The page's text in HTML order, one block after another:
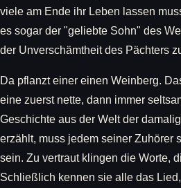
viele am Ende ihr Leben lassen
es sogar der "geliebte Sohn" des
der Unverschämtheit des Pächters
Da pflanzt einer einen Weinberg.
eine zuerst nette, dann immer
Geschichte aus der Welt der
erzählt, muss jedem seiner Zuhörer
sein. Zu vertraut klingen die Worte,
Schließlich kennen sie alle das